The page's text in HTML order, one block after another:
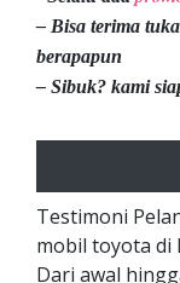
– Bisa terima
berapapun
– Sibuk? kami
Testimoni
mobil toyota di
Dari awal